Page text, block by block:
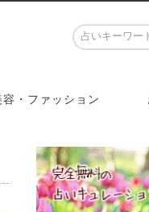
容・ファッション